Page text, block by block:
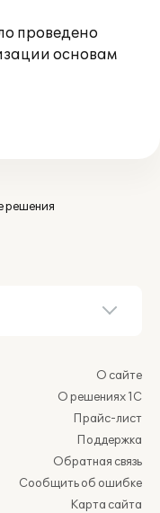
проведено
основам
решения
О сайте
О решениях 1С
Прайс-лист
Поддержка
Обратная связь
Сообщить об ошибке
Карта сайта